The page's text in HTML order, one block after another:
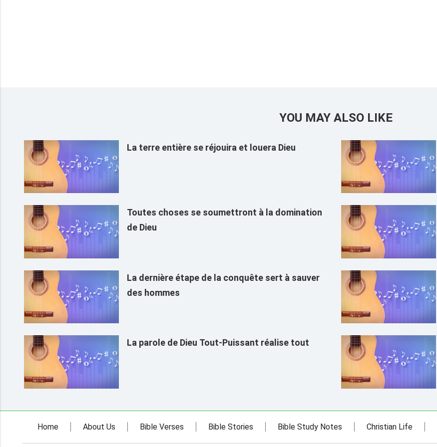
YOU MAY ALSO LIKE
La terre entière se réjouira et louera Dieu
Toutes choses se soumettront à la domination
de Dieu
La dernière étape de la conquête sert à sauver
des hommes
La parole de Dieu Tout-Puissant réalise tout
Home About Us Bible Verses Bible Stories Bible Study Notes Christian Life